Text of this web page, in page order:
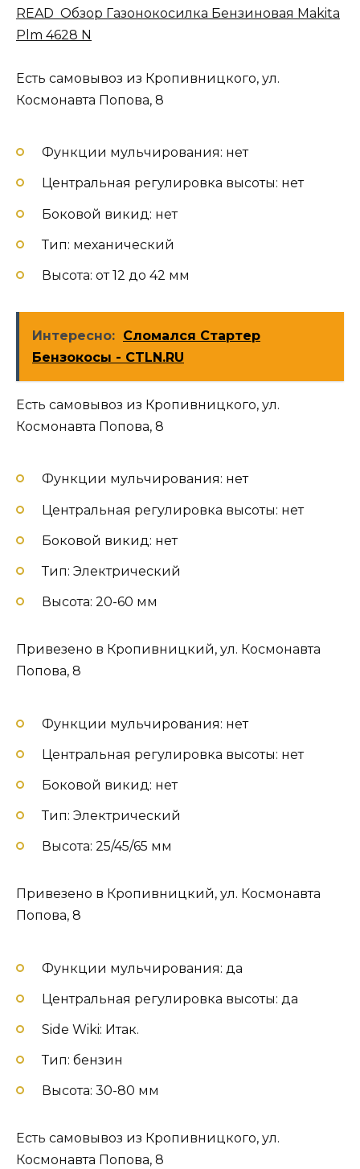
READ Обзор Газонокосилка Бензиновая Makita
Plm 4628 N
Есть самовывоз из Кропивницкого, ул.
Космонавта Попова, 8
Функции мульчирования: нет
Центральная регулировка высоты: нет
Боковой викид: нет
Тип: механический
Высота: от 12 до 42 мм
Интересно: Сломался Стартер
Бензокосы - CTLN.RU
Есть самовывоз из Кропивницкого, ул.
Космонавта Попова, 8
Функции мульчирования: нет
Центральная регулировка высоты: нет
Боковой викид: нет
Тип: Электрический
Высота: 20-60 мм
Привезено в Кропивницкий, ул. Космонавта
Попова, 8
Функции мульчирования: нет
Центральная регулировка высоты: нет
Боковой викид: нет
Тип: Электрический
Высота: 25/45/65 мм
Привезено в Кропивницкий, ул. Космонавта
Попова, 8
Функции мульчирования: да
Центральная регулировка высоты: да
Side Wiki: Итак.
Тип: бензин
Высота: 30-80 мм
Есть самовывоз из Кропивницкого, ул.
Космонавта Попова, 8